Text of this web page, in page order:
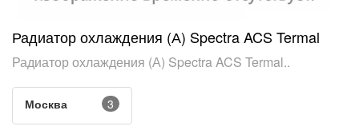
Радиатор охлаждения (А) Spectra ACS Termal
Радиатор охлаждения (А) Spectra ACS Termal..
Москва 3